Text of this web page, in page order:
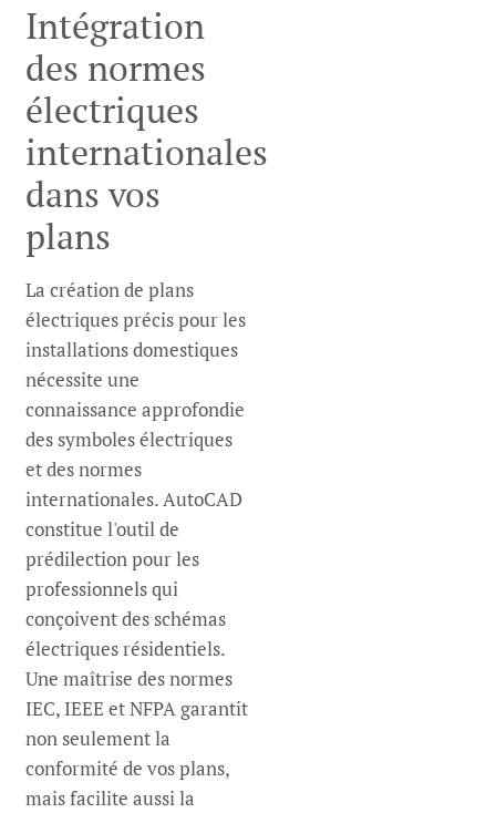
Intégration
des normes
électriques
internationales
dans vos
plans
La création de plans
électriques précis pour les
installations domestiques
nécessite une
connaissance approfondie
des symboles électriques
et des normes
internationales. AutoCAD
constitue l'outil de
prédilection pour les
professionnels qui
conçoivent des schémas
électriques résidentiels.
Une maîtrise des normes
IEC, IEEE et NFPA garantit
non seulement la
conformité de vos plans,
mais facilite aussi la